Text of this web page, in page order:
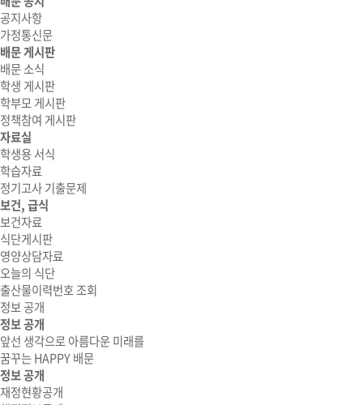
공지사항
가정통신문
배문 게시판
배문 소식
학생 게시판
학부모 게시판
정책참여 게시판
자료실
학생용 서식
학습자료
정기고사 기출문제
보건, 급식
보건자료
식단게시판
영양상담자료
오늘의 식단
출산물이력번호 조회
정보 공개
정보 공개
앞선 생각으로 아름다운 미래를
꿈꾸는 HAPPY 배문
정보 공개
재정현황공개